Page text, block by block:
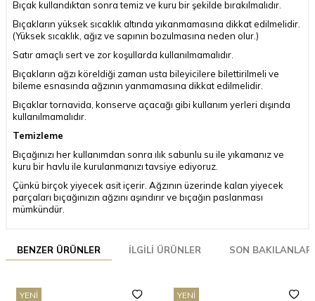
Bıçak kullandıktan sonra temiz ve kuru bir şekilde bırakılmalıdır.
Bıçakların yüksek sıcaklık altında yıkanmamasına dikkat edilmelidir.
(Yüksek sıcaklık, ağız ve sapının bozulmasına neden olur.)
Satır amaçlı sert ve zor koşullarda kullanılmamalıdır.
Bıçakların ağzı köreldiği zaman usta bileyicilere bilettirilmeli ve
bileme esnasında ağzının yanmamasına dikkat edilmelidir.
Bıçaklar tornavida, konserve açacağı gibi kullanım yerleri dışında
kullanılmamalıdır.
Temizleme
Bıçağınızı her kullanımdan sonra ılık sabunlu su ile yıkamanız ve
kuru bir havlu ile kurulanmanızı tavsiye ediyoruz.
Çünkü birçok yiyecek asit içerir. Ağzının üzerinde kalan yiyecek
parçaları bıçağınızın ağzını aşındırır ve bıçağın paslanması
mümkündür.
BENZER ÜRÜNLER İLGILI ÜRÜNLER SON BAKILANLAR
YENI YENI